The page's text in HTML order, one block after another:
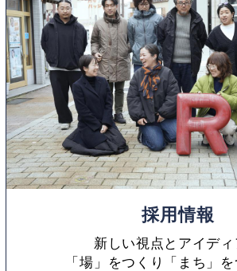
採用情報
新しい視点とアイデ
「場」をつくり「まち」を